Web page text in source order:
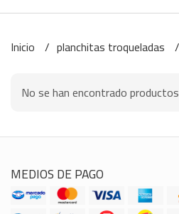
Inicio planchitas troqueladas
No se han encontrado productos
MEDIOS DE PAGO